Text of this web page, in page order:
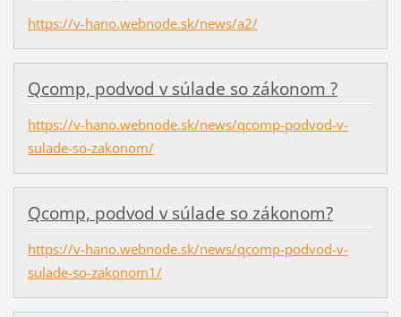
https://v-hano.webnode.sk/news/a2/
Qcomp, podvod v súlade so zákonom ?
https://v-hano.webnode.sk/news/qcomp-podvod-v-
sulade-so-zakonom/
Qcomp, podvod v súlade so zákonom?
https://v-hano.webnode.sk/news/qcomp-podvod-v-
sulade-so-zakonom1/